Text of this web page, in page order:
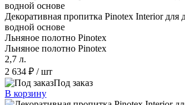
Декоративная пропитка Pinotex Interior для
водной основе
Льняное полотно Pinotex
Льняное полотно Pinotex
2,7 л.
2 634 ₽ / шт
Под заказ
В корзину